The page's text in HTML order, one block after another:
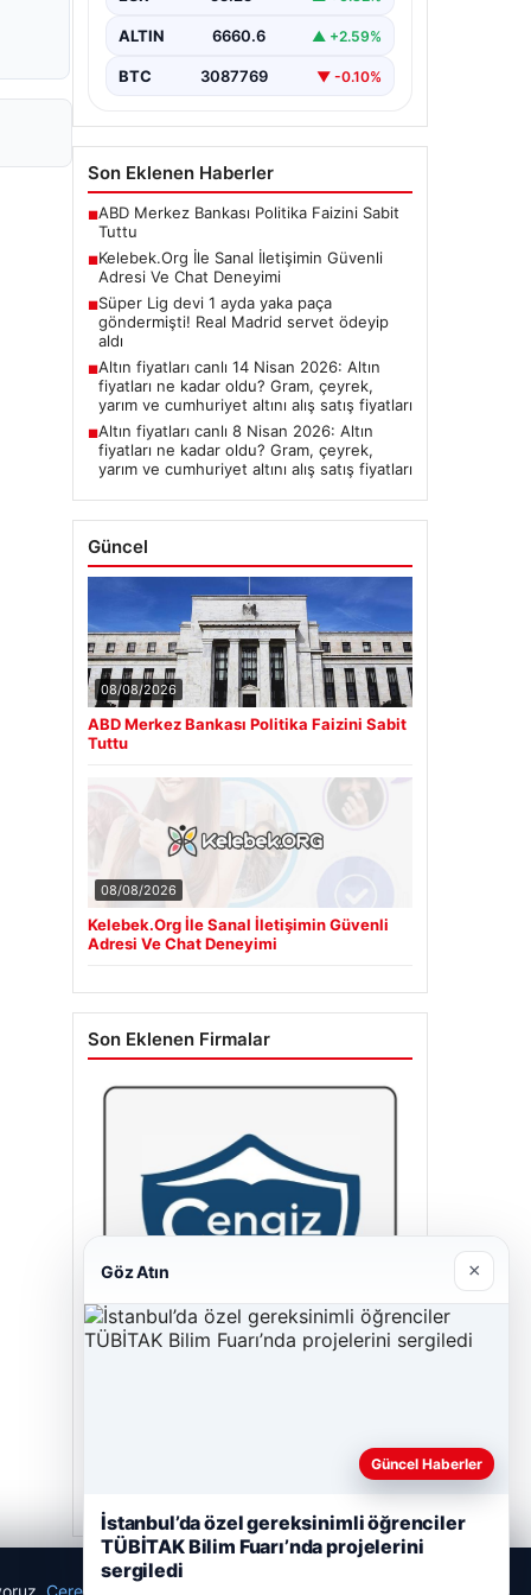
ALTIN 6660.6 ▲ +2.59%
BTC 3087769 ▼ -0.10%
Son Eklenen Haberler
■ABD Merkez Bankası Politika Faizini Sabit
Tuttu
■Kelebek.Org İle Sanal İletişimin Güvenli
Adresi Ve Chat Deneyimi
■Süper Lig devi 1 ayda yaka paça
göndermişti! Real Madrid servet ödeyip
aldı
■Altın fiyatları canlı 14 Nisan 2026: Altın
fiyatları ne kadar oldu? Gram, çeyrek,
yarım ve cumhuriyet altını alış satış fiyatları
■Altın fiyatları canlı 8 Nisan 2026: Altın
fiyatları ne kadar oldu? Gram, çeyrek,
yarım ve cumhuriyet altını alış satış fiyatları
Güncel
08/08/2026
ABD Merkez Bankası Politika Faizini Sabit
Tuttu
08/08/2026
Kelebek.Org İle Sanal İletişimin Güvenli
Adresi Ve Chat Deneyimi
Son Eklenen Firmalar
Çerez Politikamız
Göz Atın ×
Güncel Haberler
İstanbul’da özel gereksinimli öğrenciler
TÜBİTAK Bilim Fuarı’nda projelerini
sergiledi